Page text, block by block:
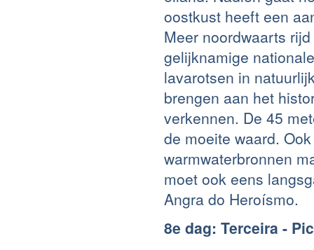
oostkust heeft een
Meer noordwaarts
gelijknamige
lavarotsen in
brengen aan het
verkennen. De 45
de moeite waard.
warmwaterbronnen
moet ook eens
Angra do Heroísmo.
8e dag: Terceira -